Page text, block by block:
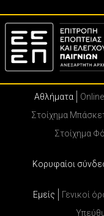
Αθλήματα
Στοίχημα
Στοίχημα
Κορυφαίοι
Εμείς Γενικοί